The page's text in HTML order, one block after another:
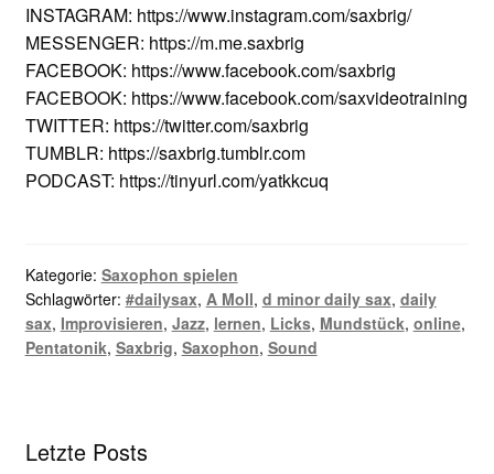
INSTAGRAM: https://www.instagram.com/saxbrig/
MESSENGER: https://m.me.saxbrig
FACEBOOK: https://www.facebook.com/saxbrig
FACEBOOK: https://www.facebook.com/saxvideotraining
TWITTER: https://twitter.com/saxbrig
TUMBLR: https://saxbrig.tumblr.com
PODCAST: https://tinyurl.com/yatkkcuq
Kategorie: Saxophon spielen
Schlagwörter: #dailysax, A Moll, d minor daily sax, daily
sax, Improvisieren, Jazz, lernen, Licks, Mundstück, online,
Pentatonik, Saxbrig, Saxophon, Sound
Letzte Posts